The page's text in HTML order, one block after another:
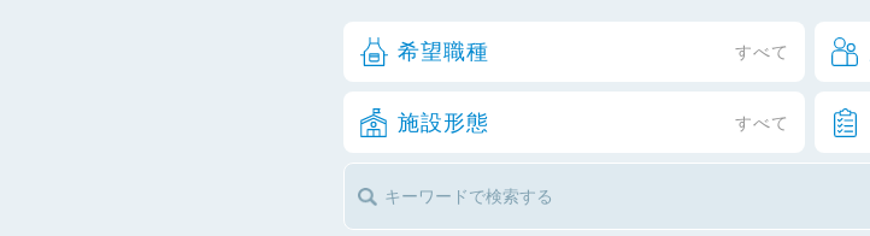
希望職種 すべて
施設形態 すべて